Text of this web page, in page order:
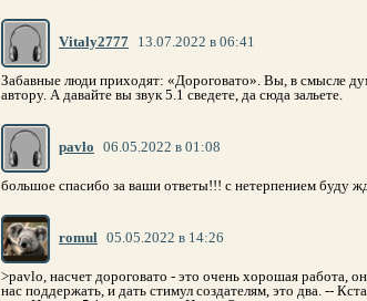
Vitaly2777 13.07.2022 в 06:41
Забавные люди приходят: «Дороговато». Вы, в смысле
автору. А давайте вы звук 5.1 сведете, да сюда зальете.
pavlo 06.05.2022 в 01:08
большое спасибо за ваши ответы!!! с нетерпением буду
romul 05.05.2022 в 14:26
>pavlo, насчет дороговато - это очень хорошая работа,
нас поддержать, и дать стимул создателям, это два. --